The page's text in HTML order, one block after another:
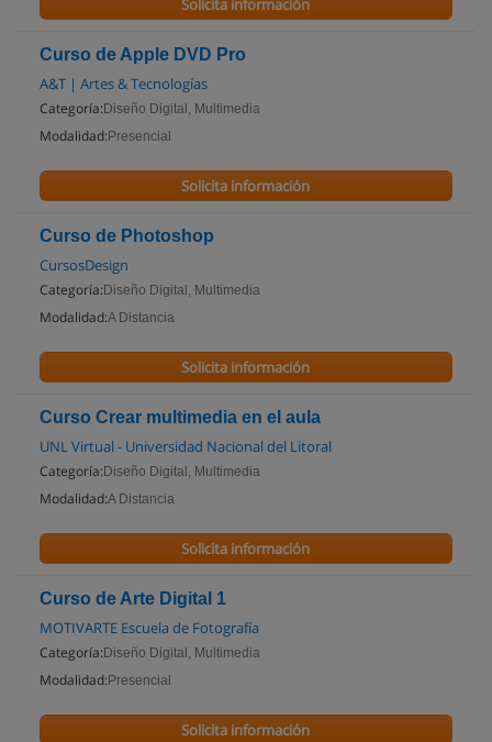
Solicita información
Curso de Apple DVD Pro
A&T | Artes & Tecnologías
Categoría: Diseño Digital, Multimedia
Modalidad: Presencial
Solicita información
Curso de Photoshop
CursosDesign
Categoría: Diseño Digital, Multimedia
Modalidad:A Distancia
Solicita información
Curso Crear multimedia en el aula
UNL Virtual - Universidad Nacional del Litoral
Categoría: Diseño Digital, Multimedia
Modalidad:A Distancia
Solicita información
Curso de Arte Digital 1
MOTIVARTE Escuela de Fotografía
Categoría: Diseño Digital, Multimedia
Modalidad: Presencial
Solicita información